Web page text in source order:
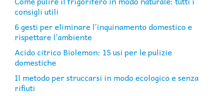
consigli utili
6 gesti per eliminare l’inquinamento domestico e
rispettare l’ambiente
Acido citrico Biolemon: 15 usi per le pulizie
domestiche
Il metodo per struccarsi in modo ecologico e senza
rifiuti